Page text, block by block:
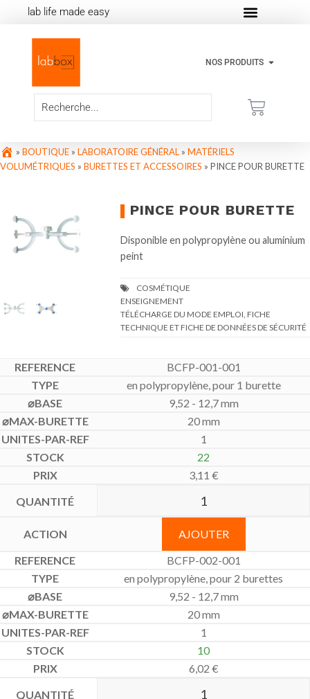
lab life made easy
NOS PRODUITS
» BOUTIQUE » LABORATOIRE GÉNÉRAL » MATÉRIELS
VOLUMÉTRIQUES » BURETTES ET ACCESSOIRES » PINCE POUR BURETTE
PINCE POUR BURETTE
Disponible en polypropylène ou aluminium
peint
TÉLÉCHARGE DU MODE EMPLOI, FICHE
TECHNIQUE ET FICHE DE DONNÉES DE SÉCURITÉ
BCFP-001-001
en polypropylène, pour 1 burette
9,52 - 12,7 mm
20 mm
1
22
3,11 €
AJOUTER
BCFP-002-001
en polypropylène, pour 2 burettes
9,52 - 12,7 mm
20 mm
1
10
6,02 €